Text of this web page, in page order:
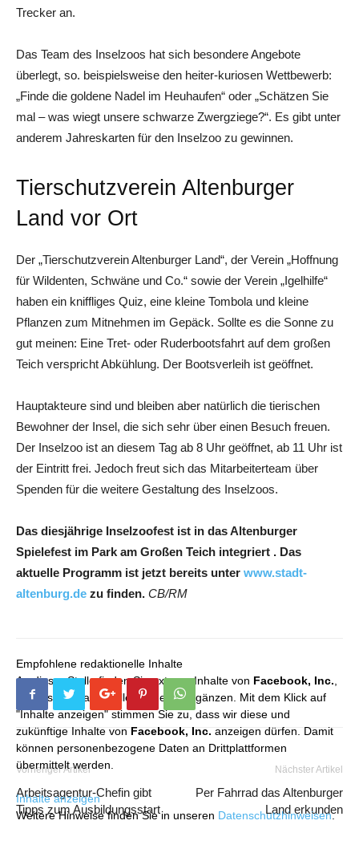
Trecker an.
Das Team des Inselzoos hat sich besondere Angebote
überlegt, so. beispielsweise den heiter-kuriosen Wettbewerb:
„Finde die goldene Nadel im Heuhaufen“ oder „Schätzen Sie
mal – was wiegt unsere schwarze Zwergziege?“. Es gibt unter
anderem Jahreskarten für den Inselzoo zu gewinnen.
Tierschutzverein Altenburger
Land vor Ort
Der „Tierschutzverein Altenburger Land“, der Verein „Hoffnung
für Wildenten, Schwäne und Co.“ sowie der Verein „Igelhilfe“
haben ein kniffliges Quiz, eine kleine Tombola und kleine
Pflanzen zum Mitnehmen im Gepäck. Sollte es die Sonne zu
gut meinen: Eine Tret- oder Ruderbootsfahrt auf dem großen
Teich verspricht Abkühlung. Der Bootsverleih ist geöffnet.
Hauptakteure sind und bleiben aber natürlich die tierischen
Bewohner der Insel, die sich sehr über einen Besuch freuen.
Der Inselzoo ist an diesem Tag ab 8 Uhr geöffnet, ab 11 Uhr ist
der Eintritt frei. Jedoch freut sich das Mitarbeiterteam über
Spenden für die weitere Gestaltung des Inselzoos.
Das diesjährige Inselzoofest ist in das Altenburger
Spielefest im Park am Großen Teich integriert . Das
aktuelle Programm ist jetzt bereits unter www.stadt-
altenburg.de zu finden. CB/RM
Empfohlene redaktionelle Inhalte
An dieser Stelle finden Sie externe Inhalte von Facebook, Inc.
die unser redaktionelles Angebot ergänzen. Mit dem Klick auf
"Inhalte anzeigen" stimmen Sie zu, dass wir diese und
zukünftige Inhalte von Facebook, Inc. anzeigen dürfen. Damit
können personenbezogene Daten an Drittplattformen
übermittelt werden.
Inhalte anzeigen
Weitere Hinweise finden Sie in unseren Datenschutzhinweisen.
Vorheriger Artikel
Arbeitsagentur-Chefin gibt
Tipps zum Ausbildungsstart
Nächster Artikel
Per Fahrrad das Altenburger
Land erkunden